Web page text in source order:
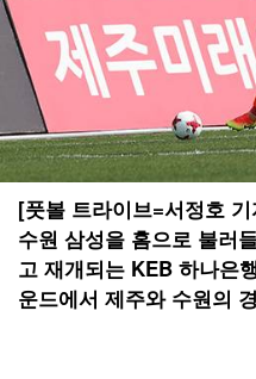
[풋볼 트라이브=서정호
수원 삼성을 홈으로 불러
고 재개되는 KEB 하나은
운드에서 제주와 수원의